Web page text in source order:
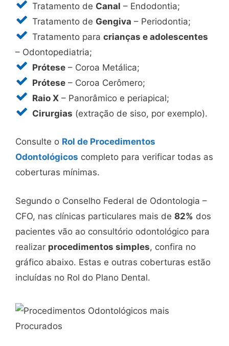
Tratamento de Canal – Endodontia;
Tratamento de Gengiva – Periodontia;
Tratamento para crianças e adolescentes
– Odontopediatria;
Prótese – Coroa Metálica;
Prótese – Coroa Cerômero;
Raio X – Panorâmico e periapical;
Cirurgias (extração de siso, por exemplo).
Consulte o Rol de Procedimentos
Odontológicos completo para verificar todas as
coberturas mínimas.
Segundo o Conselho Federal de Odontologia –
CFO, nas clínicas particulares mais de 82% dos
pacientes vão ao consultório odontológico para
realizar procedimentos simples, confira no
gráfico abaixo. Estas e outras coberturas estão
incluídas no Rol do Plano Dental.